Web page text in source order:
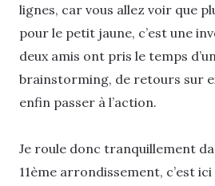
lignes, car vous allez voir que
pour le petit jaune, c’est une
deux amis ont pris le temps
brainstorming, de retours sur
enfin passer à l’action.
Je roule donc tranquillement
11ème arrondissement, c’est ici